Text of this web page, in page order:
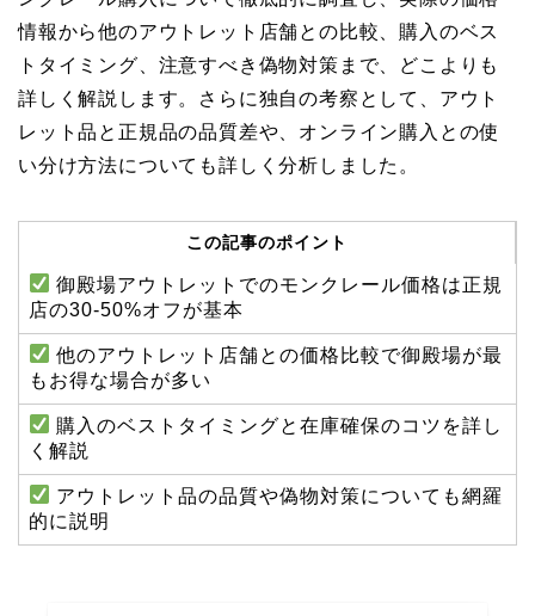
情報から他のアウトレット店舗との比較、購入のベス
トタイミング、注意すべき偽物対策まで、どこよりも
詳しく解説します。さらに独自の考察として、アウト
レット品と正規品の品質差や、オンライン購入との使
い分け方法についても詳しく分析しました。
この記事のポイント
御殿場アウトレットでのモンクレール価格は正規
店の30-50%オフが基本
他のアウトレット店舗との価格比較で御殿場が最
もお得な場合が多い
購入のベストタイミングと在庫確保のコツを詳し
く解説
アウトレット品の品質や偽物対策についても網羅
的に説明